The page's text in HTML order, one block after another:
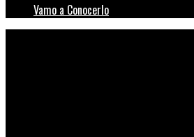
Vamo a Conocerlo